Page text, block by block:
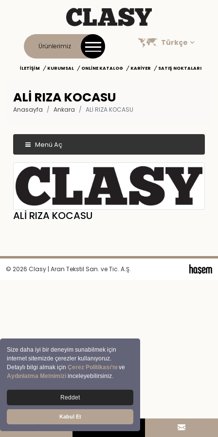
Size daha iyi bir deneyim sunabilmek için
internet sitemizde çerezler kullanıyoruz.
Detaylı bilgi almak içinÇerez Politikası’nı ve
Aydınlatma Metnimizi inceleyebilirsiniz.
Reddet
Kabul Et
Ürünlerimiz Türkçe
İLETIŞIM KURUMSAL ONLINE KATALOG KARIYER SATIŞ NOKTALARI
ALİ RIZA KOCASU
Anasayfa Ankara ALİ RIZA KOCASU
Menü Aç
ALİ RIZA KOCASU
© 2026 Clasy | Aran Tekstil San. ve Tic. A.Ş.